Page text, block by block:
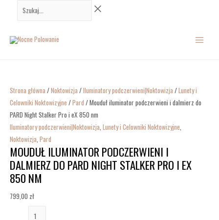
Szukaj...
Strona główna /Noktowizja /Iluminatory podczerwieni|Noktowizja /Lunety i
Celowniki Noktowizyjne /Pard / Mouduł iluminator podczerwieni i dalmierz do
PARD Night Stalker Pro i eX 850 nm
Iluminatory podczerwieni|Noktowizja Lunety i Celowniki Noktowizyjne
Noktowizja Pard
MOUDUŁ ILUMINATOR PODCZERWIENI I
DALMIERZ DO PARD NIGHT STALKER PRO I EX
850 NM
799,00 zł
podczerwieni
PARD
Night
Stalker
Pro
i
eX
850
nm